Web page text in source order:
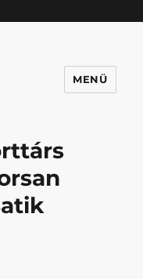
MENÜ